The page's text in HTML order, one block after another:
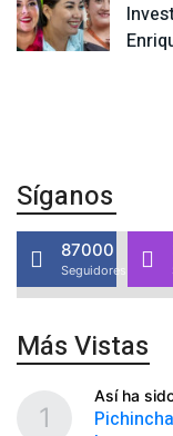
Síganos
87000
Seguidores
Más Vistas
Así ha
1